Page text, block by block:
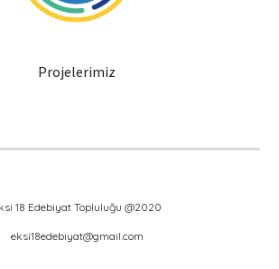
Projelerimiz
18 Edebiyat Topluluğu @2020
eksi18edebiyat@gmail.com